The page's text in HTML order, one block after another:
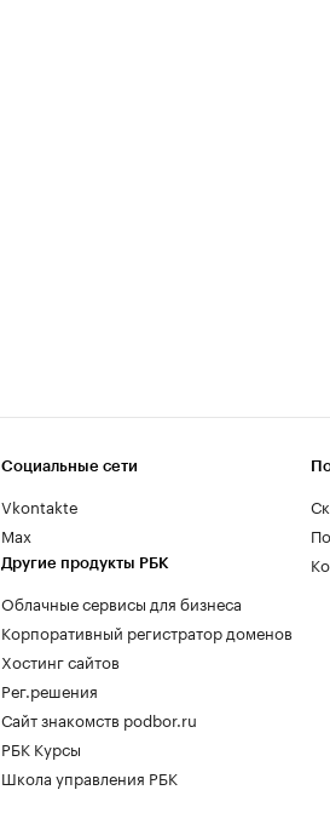
Социальные сети
Vkontakte
Max
Другие продукты РБК
Облачные сервисы для бизнеса
Корпоративный регистратор доменов
Хостинг сайтов
Рег.решения
Сайт знакомств podbor.ru
РБК Курсы
Школа управления РБК